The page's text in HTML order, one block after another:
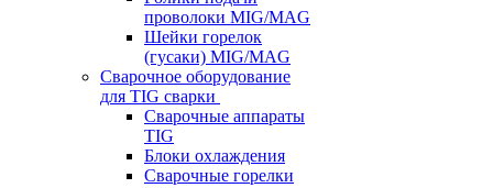
проволоки MIG/MAG
Шейки горелок
(гусаки) MIG/MAG
Сварочное оборудование
для TIG сварки
Сварочные аппараты
TIG
Блоки охлаждения
Сварочные горелки